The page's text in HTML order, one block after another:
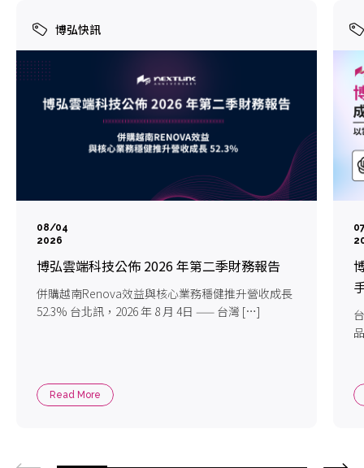
博弘快訊
08/04
2026
博弘雲端科技公佈 2026 年第二季財務報告
併購越南Renova效益與核心業務穩健推升營收成長
52.3% 台北訊，2026 年 8 月 4日 —— 台灣 […]
Read More